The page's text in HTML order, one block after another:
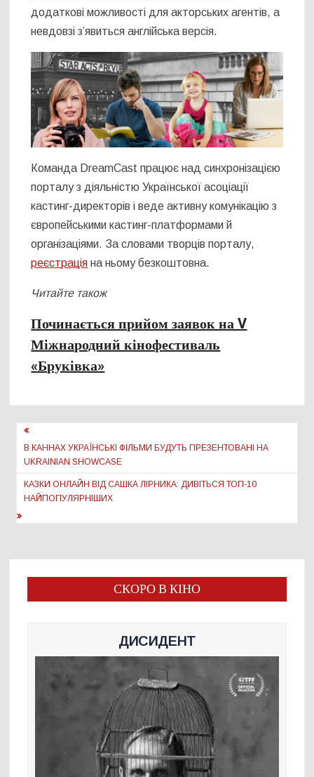
додаткові можливості для акторських агентів, а
невдовзі з’явиться англійська версія.
Команда DreamCast працює над синхронізацією
порталу з діяльністю Української асоціації
кастинг-директорів і веде активну комунікацію з
європейськими кастинг-платформами й
організаціями. За словами творців порталу,
реєстрація на ньому безкоштовна.
Читайте також
Починається прийом заявок на V
Міжнародний кінофестиваль
«Бруківка»
Навігація
записів
В КАННАХ УКРАЇНСЬКІ ФІЛЬМИ БУДУТЬ ПРЕЗЕНТОВАНІ НА
UKRAINIAN SHOWCASE
КАЗКИ ОНЛАЙН ВІД САШКА ЛІРНИКА: ДИВІТЬСЯ ТОП-10
НАЙПОПУЛЯРНІШИХ
СКОРО В КІНО
ДИСИДЕНТ